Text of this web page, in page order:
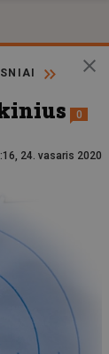
0
24. vasaris 2020